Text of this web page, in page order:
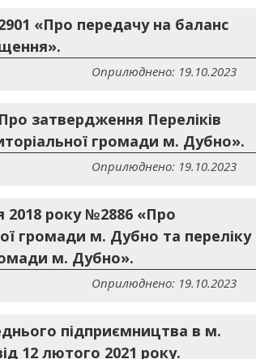
«Про передачу на баланс
Оприлюднено: 19.10.2023
затвердження Переліків
громади м. Дубно».
Оприлюднено: 19.10.2023
2018 року №2886 «Про
громади м. Дубно та переліку
м. Дубно».
Оприлюднено: 19.10.2023
підприємництва в м.
12 лютого 2021 року.